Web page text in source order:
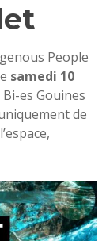
People
samedi 10
es Gouines
de